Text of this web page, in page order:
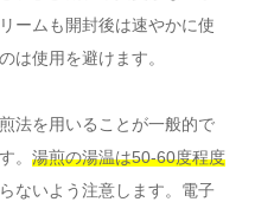
ームも開封後は速やかに使
は使用を避けます。
法を用いることが一般的で
。 湯煎の湯温は50-60度程度
ないよう注意します。電子